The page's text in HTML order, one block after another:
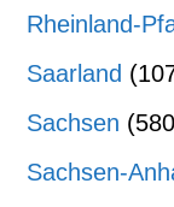
Rheinland-
Saarland
Sachsen
Sachsen-